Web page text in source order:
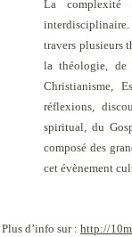
La complexité
interdisciplinaire.
travers plusieurs
la théologie,
Christianisme,
réflexions,
spiritual, du
composé des
cet évènement
Plus d’info sur : http://